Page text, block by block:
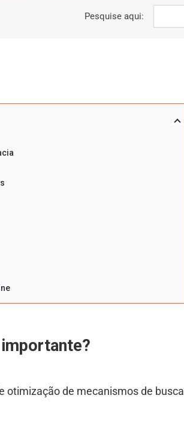
Pesquise aqui:
importante?
otimização de mecanismos de busca